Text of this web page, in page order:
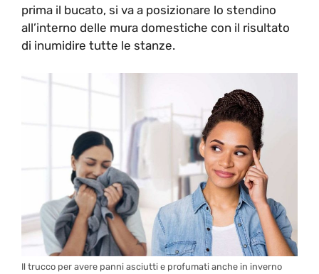
prima il bucato, si va a posizionare lo stendino
all’interno delle mura domestiche con il risultato
di inumidire tutte le stanze.
Il trucco per avere panni asciutti e profumati anche in inverno